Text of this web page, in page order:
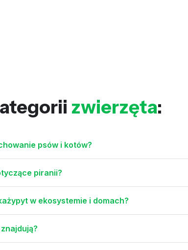
zwierzęta:
psów i kotów?
piranii?
w ekosystemie i domach?